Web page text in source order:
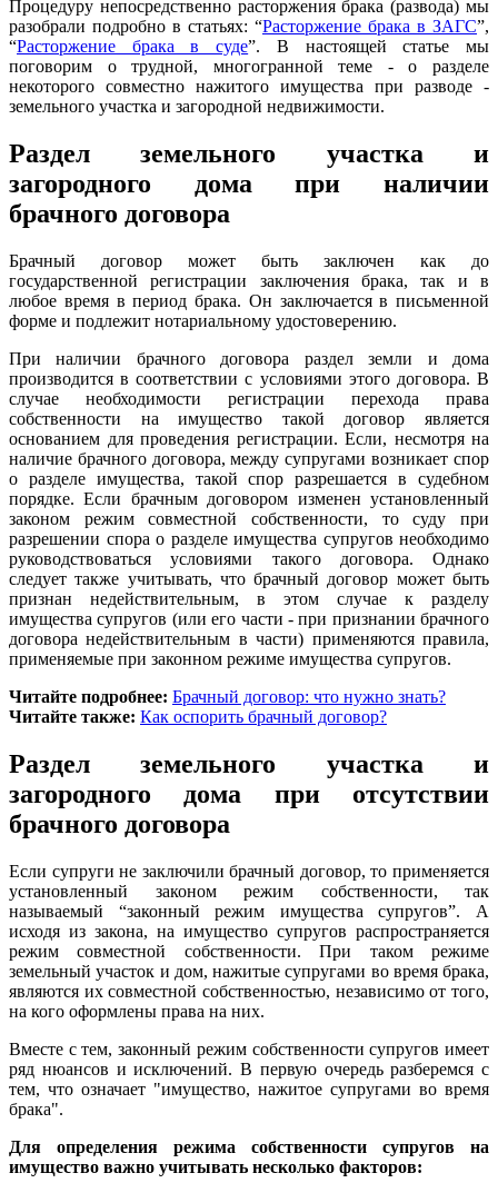
Процедуру непосредственно расторжения брака (развода) мы
разобрали подробно в статьях: “Расторжение брака в ЗАГС”,
“Расторжение брака в суде”. В настоящей статье мы
поговорим о трудной, многогранной теме - о разделе
некоторого совместно нажитого имущества при разводе -
земельного участка и загородной недвижимости.
Раздел земельного участка и
загородного дома при наличии
брачного договора
Брачный договор может быть заключен как до
государственной регистрации заключения брака, так и в
любое время в период брака. Он заключается в письменной
форме и подлежит нотариальному удостоверению.
При наличии брачного договора раздел земли и дома
производится в соответствии с условиями этого договора. В
случае необходимости регистрации перехода права
собственности на имущество такой договор является
основанием для проведения регистрации. Если, несмотря на
наличие брачного договора, между супругами возникает спор
о разделе имущества, такой спор разрешается в судебном
порядке. Если брачным договором изменен установленный
законом режим совместной собственности, то суду при
разрешении спора о разделе имущества супругов необходимо
руководствоваться условиями такого договора. Однако
следует также учитывать, что брачный договор может быть
признан недействительным, в этом случае к разделу
имущества супругов (или его части - при признании брачного
договора недействительным в части) применяются правила,
применяемые при законном режиме имущества супругов.
Читайте подробнее: Брачный договор: что нужно знать?
Читайте также: Как оспорить брачный договор?
Раздел земельного участка и
загородного дома при отсутствии
брачного договора
Если супруги не заключили брачный договор, то применяется
установленный законом режим собственности, так
называемый “законный режим имущества супругов”. А
исходя из закона, на имущество супругов распространяется
режим совместной собственности. При таком режиме
земельный участок и дом, нажитые супругами во время брака,
являются их совместной собственностью, независимо от того,
на кого оформлены права на них.
Вместе с тем, законный режим собственности супругов имеет
ряд нюансов и исключений. В первую очередь разберемся с
тем, что означает "имущество, нажитое супругами во время
брака".
Для определения режима собственности супругов на
имущество важно учитывать несколько факторов: